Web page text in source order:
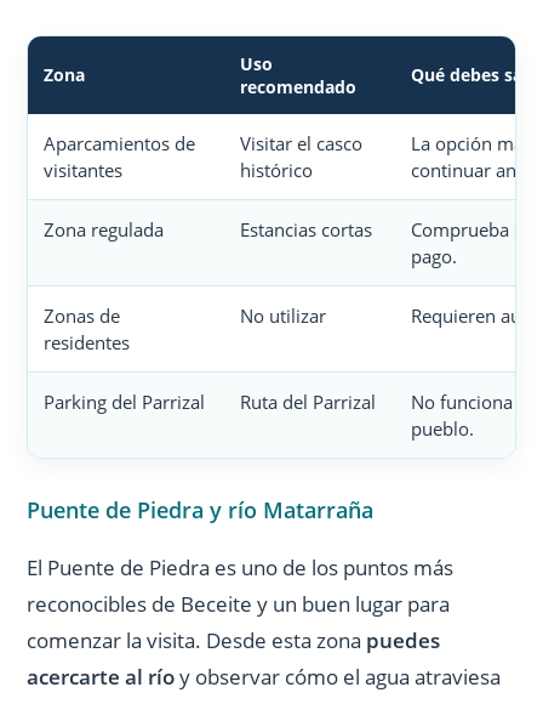
Zona
Uso
recomendado
Qué debes
Aparcamientos de
visitantes
Visitar el casco
histórico
La opción más
continuar
Zona regulada Estancias cortas
Comprueba
pago.
Zonas de
residentes
No utilizar Requieren
Parking del Parrizal Ruta del Parrizal
No funciona
pueblo.
Puente de Piedra y río Matarraña
El Puente de Piedra es uno de los puntos más
reconocibles de Beceite y un buen lugar para
comenzar la visita. Desde esta zona puedes
acercarte al ríoy observar cómo el agua atraviesa